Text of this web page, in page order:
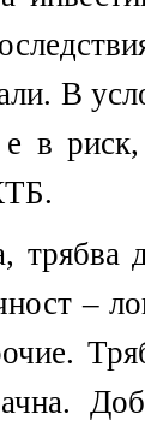
В
в
трябва
–